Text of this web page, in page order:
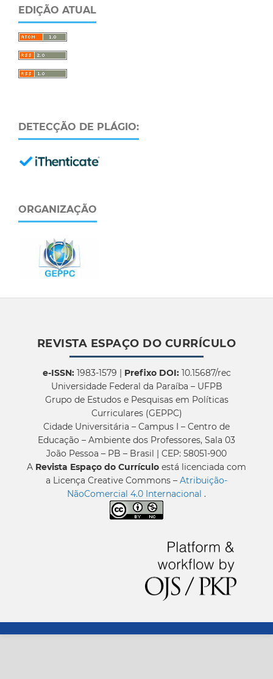
EDIÇÃO ATUAL
DETECÇÃO DE PLÁGIO:
ORGANIZAÇÃO
REVISTA ESPAÇO DO CURRÍCULO
e-ISSN:1983-1579 | Prefixo DOI:10.15687/rec
Universidade Federal da Paraíba – UFPB
Grupo de Estudos e Pesquisas em Políticas
Curriculares (GEPPC)
Cidade Universitária – Campus I – Centro de
Educação – Ambiente dos Professores, Sala 03
João Pessoa – PB – Brasil | CEP: 58051-900
A Revista Espaço do Currículo está licenciada com
a Licença Creative Commons – Atribuição-
NãoComercial 4.0 Internacional .